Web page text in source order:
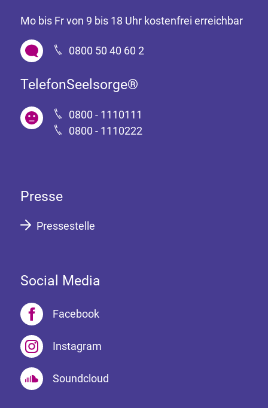
Mo bis Fr von 9 bis 18 Uhr kostenfrei erreichbar
0800 50 40 60 2
TelefonSeelsorge®
0800 - 1110111
0800 - 1110222
Presse
Pressestelle
Social Media
Facebook
Instagram
Soundcloud